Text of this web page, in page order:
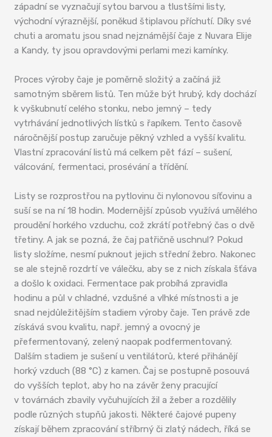
západní se vyznačují sytou barvou a tlustšími listy,
východní výraznější, poněkud štiplavou příchutí. Díky své
chuti a aromatu jsou snad nejznámější čaje z Nuvara Elije
a Kandy, ty jsou opravdovými perlami mezi kamínky.
Proces výroby čaje je poměrně složitý a začíná již
samotným sběrem listů. Ten může být hrubý, kdy dochází
k vyškubnutí celého stonku, nebo jemný – tedy
vytrhávání jednotlivých lístků s řapíkem. Tento časově
náročnější postup zaručuje pěkný vzhled a vyšší kvalitu.
Vlastní zpracování listů má celkem pět fází – sušení,
válcování, fermentaci, prosévání a třídění.
Listy se rozprostřou na pytlovinu či nylonovou síťovinu a
suší se na ní 18 hodin. Modernější způsob využívá umělého
proudění horkého vzduchu, což zkrátí potřebný čas o dvě
třetiny. A jak se pozná, že čaj patřičně uschnul? Pokud
listy složíme, nesmí puknout jejich střední žebro. Nakonec
se ale stejně rozdrtí ve válečku, aby se z nich získala šťáva
a došlo k oxidaci. Fermentace pak probíhá zpravidla
hodinu a půl v chladné, vzdušné a vlhké místnosti a je
snad nejdůležitějším stadiem výroby čaje. Ten právě zde
získává svou kvalitu, např. jemný a ovocný je
přefermentovaný, zelený naopak podfermentovaný.
Dalším stadiem je sušení u ventilátorů, které přihánějí
horký vzduch (88 °C) z kamen. Čaj se postupně posouvá
do vyšších teplot, aby ho na závěr ženy pracující
v továrnách zbavily vyčuhujících žil a žeber a rozdělily
podle různých stupňů jakosti. Některé čajové pupeny
získají během zpracování stříbrný či zlatý nádech, říká se